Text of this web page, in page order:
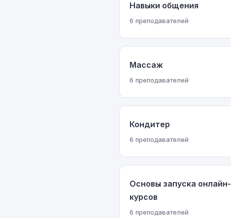
Навыки общения
6 преподавателей
Массаж
6 преподавателей
Кондитер
6 преподавателей
Основы запуска онлайн-
курсов
6 преподавателей